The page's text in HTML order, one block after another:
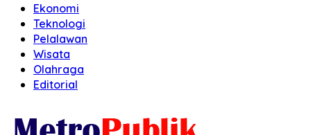
Ekonomi
Teknologi
Pelalawan
Wisata
Olahraga
Editorial